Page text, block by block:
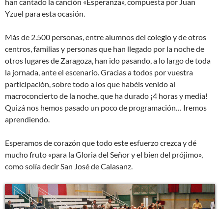
Yzuel para esta ocasión.
Más de 2.500 personas, entre alumnos del colegio y de otros
centros, familias y personas que han llegado por la noche de
otros lugares de Zaragoza, han ido pasando, a lo largo de toda
la jornada, ante el escenario. Gracias a todos por vuestra
participación, sobre todo a los que habéis venido al
macroconcierto de la noche, que ha durado ¡4 horas y media!
Quizá nos hemos pasado un poco de programación… Iremos
aprendiendo.
Esperamos de corazón que todo este esfuerzo crezca y dé
mucho fruto «para la Gloria del Señor y el bien del prójimo»,
como solía decir San José de Calasanz.